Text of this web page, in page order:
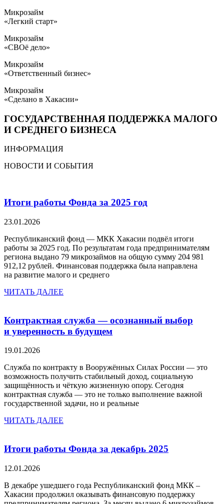
Микрозайм
«Легкий старт»
Микрозайм
«СВОё дело»
Микрозайм
«Ответственный бизнес»
Микрозайм
«Сделано в Хакасии»
ГОСУДАРСТВЕННАЯ ПОДДЕРЖКА МАЛОГО
И СРЕДНЕГО БИЗНЕСА
ИНФОРМАЦИЯ
НОВОСТИ И СОБЫТИЯ
Итоги работы Фонда за 2025 год
23.01.2026
Республиканский фонд — МКК Хакасии подвёл итоги
работы за 2025 год. По результатам года предпринимателям
региона выдано 79 микрозаймов на общую сумму 204 981
912,12 рублей. Финансовая поддержка была направлена
на развитие малого и среднего
ЧИТАТЬ ДАЛЕЕ
Контрактная служба — осознанный выбор
и уверенность в будущем
19.01.2026
Служба по контракту в Вооружённых Силах России — это
возможность получить стабильный доход, социальную
защищённость и чёткую жизненную опору. Сегодня
контрактная служба — это не только выполнение важной
государственной задачи, но и реальные
ЧИТАТЬ ДАЛЕЕ
Итоги работы Фонда за декабрь 2025
12.01.2026
В декабре ушедшего года Республиканский фонд МКК –
Хакасии продолжил оказывать финансовую поддержку